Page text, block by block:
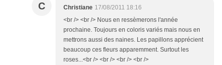
C Christiane 17/08/2011 18:16
<br /> <br /> Nous en ressèmerons l'année
prochaine. Toujours en coloris variés mais nous en
mettrons aussi des naines. Les papillons apprécient
beaucoup ces fleurs apparemment. Surtout les
roses...<br /> <br /> <br /> <br />